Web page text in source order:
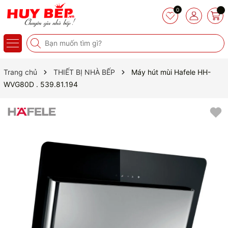
0
Trang chủ THIẾT BỊ NHÀ BẾP
Máy hút mùi Hafele HH-
WVG80D . 539.81.194